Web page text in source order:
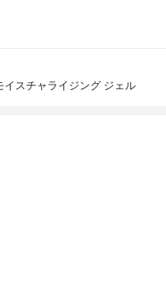
イスチャライジング ジェル